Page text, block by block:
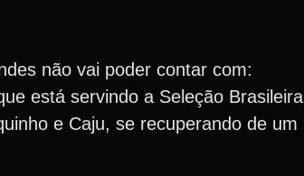
não vai poder contar com:
está servindo a Seleção Brasileira
e Caju, se recuperando de um